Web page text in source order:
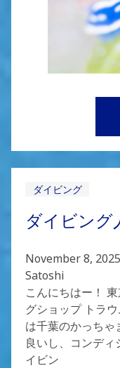
ダイビング
ダイビング
November 8, 2025
Satoshi
こんにちはー！
グショップ トラ
は千葉のかっち
良いし、コンデ
イビン